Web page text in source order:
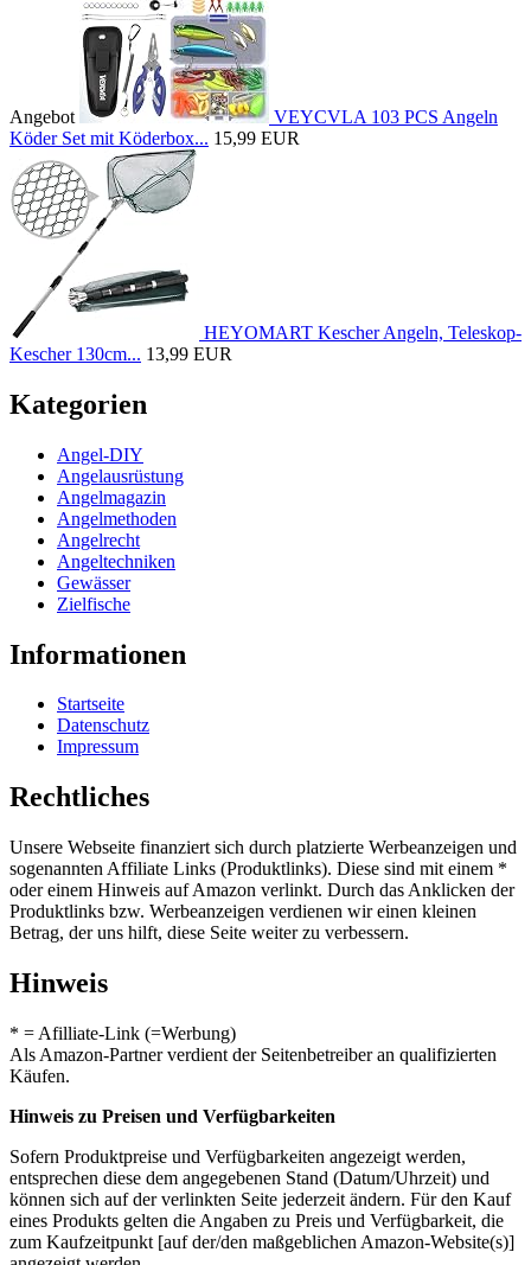
Angebot
VEYCVLA 103 PCS Angeln
Köder Set mit Köderbox... 15,99 EUR
HEYOMART Kescher Angeln, Teleskop-
Kescher 130cm... 13,99 EUR
Kategorien
Angel-DIY
Angelausrüstung
Angelmagazin
Angelmethoden
Angelrecht
Angeltechniken
Gewässer
Zielfische
Informationen
Startseite
Datenschutz
Impressum
Rechtliches
Unsere Webseite finanziert sich durch platzierte Werbeanzeigen und
sogenannten Affiliate Links (Produktlinks). Diese sind mit einem *
oder einem Hinweis auf Amazon verlinkt. Durch das Anklicken der
Produktlinks bzw. Werbeanzeigen verdienen wir einen kleinen
Betrag, der uns hilft, diese Seite weiter zu verbessern.
Hinweis
* = Afilliate-Link (=Werbung)
Als Amazon-Partner verdient der Seitenbetreiber an qualifizierten
Käufen.
Hinweis zu Preisen und Verfügbarkeiten
Sofern Produktpreise und Verfügbarkeiten angezeigt werden,
entsprechen diese dem angegebenen Stand (Datum/Uhrzeit) und
können sich auf der verlinkten Seite jederzeit ändern. Für den Kauf
eines Produkts gelten die Angaben zu Preis und Verfügbarkeit, die
zum Kaufzeitpunkt [auf der/den maßgeblichen Amazon-Website(s)]